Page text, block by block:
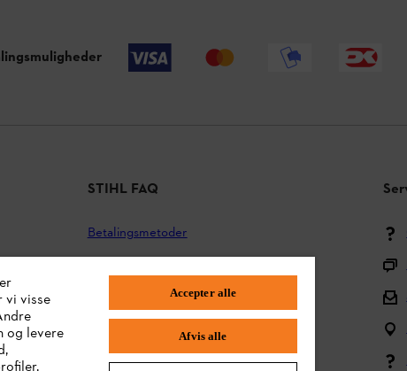
STIHL FAQ
Betalingsmetoder
Tilbage til midten
Spørgsmål om sortimentet
Batterier og elektrisk udstyr
vi visse
og levere
Accepter alle
Afvis alle